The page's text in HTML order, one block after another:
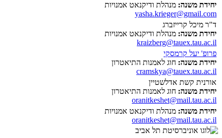
יחידת משנה: מנהלת ודיקנאט אמנויות
yasha.krieger@gmail.com
ד"ר מיכל קרייזברג
יחידת משנה: מנהלת ודיקנאט אמנויות
kraizberg@tauex.tau.ac.il
פרופ' יעל קרמסקי
יחידת משנה: חוג לאמנות התיאטרון
cramskya@tauex.tau.ac.il
אורנית קשת אדלשטיין
יחידת משנה: חוג לאמנות התיאטרון
oranitkeshet@mail.tau.ac.il
יחידת משנה: מנהלת ודיקנאט אמנויות
oranitkeshet@mail.tau.ac.il